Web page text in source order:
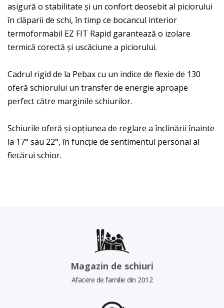
asigură o stabilitate și un confort deosebit al piciorului
în clăparii de schi, în timp ce bocancul interior
termoformabil EZ FIT Rapid garantează o izolare
termică corectă și uscăciune a piciorului.
Cadrul rigid de la Pebax cu un indice de flexie de 130
oferă schiorului un transfer de energie aproape
perfect către marginile schiurilor.
Schiurile oferă și opțiunea de reglare a înclinării înainte
la 17° sau 22°, în funcție de sentimentul personal al
fiecărui schior.
Magazin de schiuri
Afacere de familie din 2012